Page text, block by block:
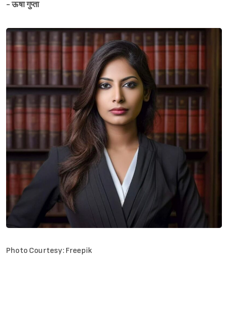
- ऊषा गुप्ता
Photo Courtesy: Freepik